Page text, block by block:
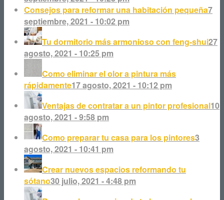
Consejos para reformar una habitación pequeña7
septiembre, 2021 - 10:02 pm
Tu dormitorio más armonioso con feng-shui27
agosto, 2021 - 10:25 pm
Como eliminar el olor a pintura más
rápidamente17 agosto, 2021 - 10:12 pm
Ventajas de contratar a un pintor profesional10
agosto, 2021 - 9:58 pm
Como preparar tu casa para los pintores3
agosto, 2021 - 10:41 pm
Crear nuevos espacios reformando tu
sótano30 julio, 2021 - 4:48 pm